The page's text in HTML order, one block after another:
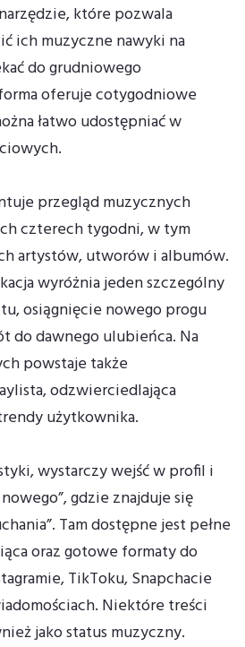
które pozwala
ich muzyczne nawyki na
do grudniowego
oferuje cotygodniowe
łatwo udostępniać w
przegląd muzycznych
czterech tygodni, w tym
artystów, utworów i albumów.
wyróżnia jeden szczególny
osiągnięcie nowego progu
do dawnego ulubieńca. Na
powstaje także
odzwierciedlająca
użytkownika.
wystarczy wejść w profil i
gdzie znajduje się
Tam dostępne jest pełne
oraz gotowe formaty do
TikToku, Snapchacie
Niektóre treści
jako status muzyczny.